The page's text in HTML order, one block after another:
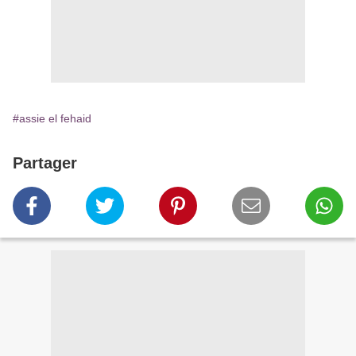
#assie el fehaid
Partager